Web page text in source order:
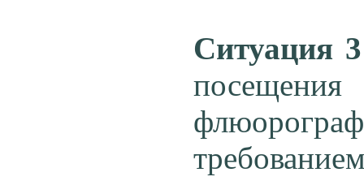
Ситуация 3